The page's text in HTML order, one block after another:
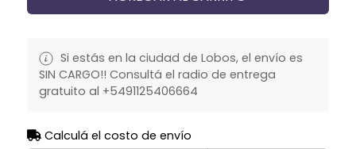
Si estás en la ciudad de Lobos, el envío es
SIN CARGO!! Consultá el radio de entrega
gratuito al +5491125406664
Calculá el costo de envío